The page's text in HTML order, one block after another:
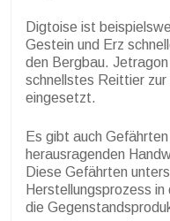
Digtoise ist
Gestein und Erz
den Bergbau.
schnellstes Reittier
eingesetzt.
Es gibt auch
herausragenden
Diese Gefährten
Herstellungsprozess
die